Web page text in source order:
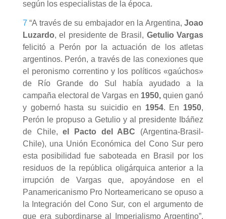
según los especialistas de la época.
7 “A través de su embajador en la Argentina,Joao
Luzardo, el presidente de Brasil, Getulio Vargas
felicitó a Perón por la actuación de los atletas
argentinos. Perón, a través de las conexiones que
el peronismo correntino y los políticos «gaúchos»
de Río Grande do Sul había ayudado a la
campaña electoral de Vargas en 1950,quien ganó
y gobernó hasta su suicidio en 1954. En 1950,
Perón le propuso a Getulio y al presidente Ibáñez
de Chile,el Pacto del ABC (Argentina-Brasil-
Chile), una Unión Económica del Cono Sur pero
esta posibilidad fue saboteada en Brasil
por los
residuos de la república oligárquica anterior a la
irrupción de Vargas que, apoyándose en el
Panamericanismo Pro Norteamericano se opuso a
la Integración del Cono Sur, con el argumento de
que era subordinarse al Imperialismo Argentino”,